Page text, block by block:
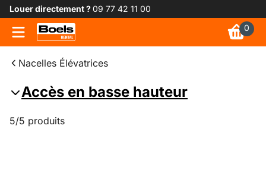
Louer directement ?09 77 42 11 00
0
Nacelles Élévatrices
Accès en basse hauteur
5/5 produits